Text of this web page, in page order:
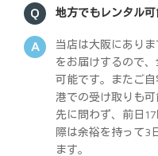
地方でもレンタル可
当店は大阪にあり
をお届けするので
可能です。またご
港での受け取りも
先に問わず、前日
際は余裕を持って3
ます。